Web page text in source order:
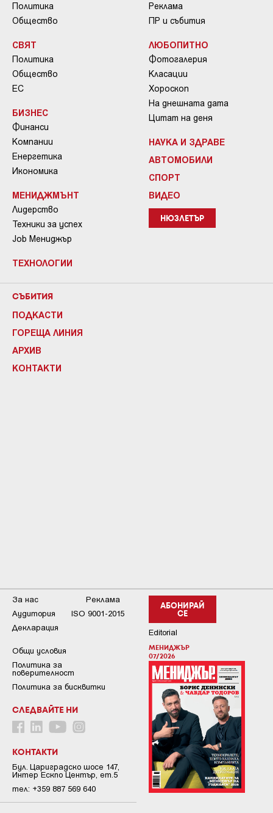
Политика
Общество
СВЯТ
Политика
Общество
ЕС
БИЗНЕС
Финанси
Компании
Енергетика
Икономика
МЕНИДЖМЪНТ
Лидерство
Техники за успех
Job Мениджър
ТЕХНОЛОГИИ
Реклама
ПР и събития
ЛЮБОПИТНО
Фотогалерия
Класации
Хороскоп
На днешната дата
Цитат на деня
НАУКА И ЗДРАВЕ
АВТОМОБИЛИ
СПОРТ
ВИДЕО
НЮЗЛЕТЪР
СЪБИТИЯ
ПОДКАСТИ
ГОРЕЩА ЛИНИЯ
АРХИВ
КОНТАКТИ
АБОНИРАЙ
СЕ
Editorial
МЕНИДЖЪР
07/2026
За нас
Реклама
Аудитория
ISO 9001-2015
Декларация
Общи условия
Пoлитикa зa
пoвepитeлнocт
Политика за бисквитки
СЛЕДВАЙТЕ НИ
КОНТАКТИ
Бул. Цариградско шосе 147,
Интер Ескпо Център, ет.5
тел: +359 887 569 640